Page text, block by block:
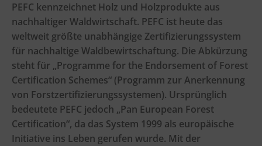
PEFC kennzeichnet Holz und Holzprodukte aus
nachhaltiger Waldwirtschaft. PEFC ist heute das
weltweit größte unabhängige Zertifizierungssystem
für nachhaltige Waldbewirtschaftung. Die Abkürzung
steht für „Programme for the Endorsement of Forest
Certification Schemes“ (Programm zur Anerkennung
von Forstzertifizierungssystemen). Ursprünglich
bedeutete PEFC jedoch „Pan European Forest
Certification“, da das System 1999 als europäische
Initiative ins Leben gerufen wurde. Mit der